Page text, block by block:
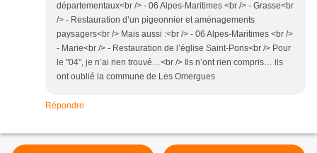
départementaux<br /> - 06 Alpes-Maritimes <br /> - Grasse<br
/> - Restauration d’un pigeonnier et aménagements
paysagers<br /> Mais aussi :<br /> - 06 Alpes-Maritimes <br />
- Marie<br /> - Restauration de l’église Saint-Pons<br /> Pour
le "04", je n’ai rien trouvé…<br /> Ils n’ont rien compris… ils
ont oublié la commune de Les Omergues
Répondre